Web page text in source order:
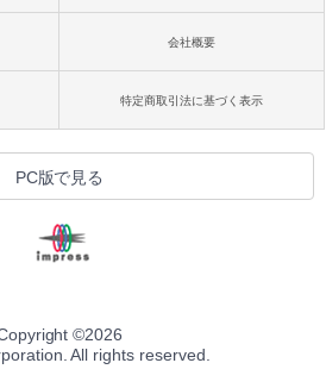
会社概要
特定商取引法に基づく表示
PC版で見る
©2026
All rights reserved.